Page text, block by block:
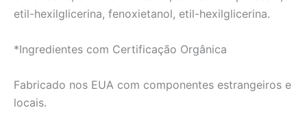
etil-hexilglicerina, fenoxietanol, etil-hexilglicerina.
*Ingredientes com Certificação Orgânica
Fabricado nos EUA com componentes estrangeiros e
locais.